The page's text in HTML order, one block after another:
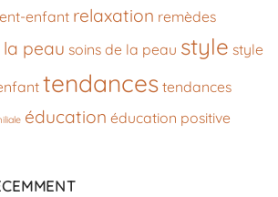
enfant relaxation remèdes
peau soins de la peau style style
tendances tendances
éducation éducation positive